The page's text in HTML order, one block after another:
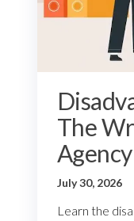
The
July 30, 2026
Learn the